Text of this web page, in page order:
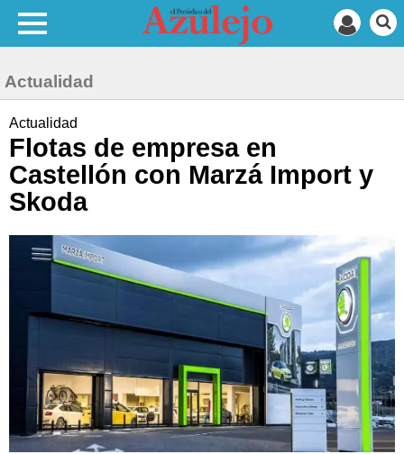
Actualidad
Actualidad
Flotas de empresa en
Castellón con Marzá Import y
Skoda